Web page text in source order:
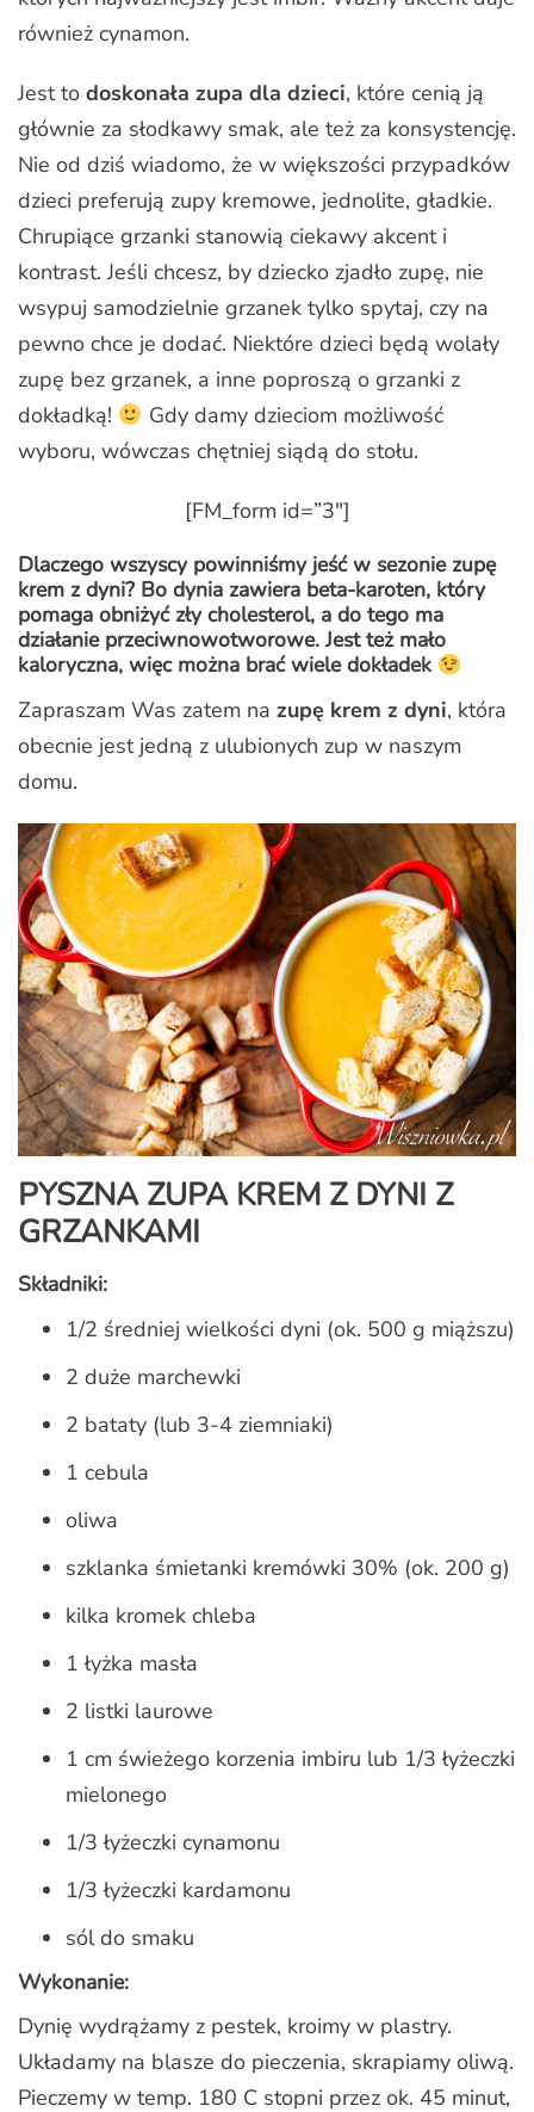
również cynamon.
Jest to doskonała zupa dla dzieci, które cenią ją
głównie za słodkawy smak, ale też za konsystencję.
Nie od dziś wiadomo, że w większości przypadków
dzieci preferują zupy kremowe, jednolite, gładkie.
Chrupiące grzanki stanowią ciekawy akcent i
kontrast. Jeśli chcesz, by dziecko zjadło zupę, nie
wsypuj samodzielnie grzanek tylko spytaj, czy na
pewno chce je dodać. Niektóre dzieci będą wolały
zupę bez grzanek, a inne poproszą o grzanki z
dokładką!
Gdy damy dzieciom możliwość
wyboru, wówczas chętniej siądą do stołu.
[FM_form id=”3″]
Dlaczego wszyscy powinniśmy jeść w sezonie zupę
krem z dyni? Bo dynia zawiera beta-karoten, który
pomaga obniżyć zły cholesterol, a do tego ma
działanie przeciwnowotworowe. Jest też mało
kaloryczna, więc można brać wiele dokładek
Zapraszam Was zatem na zupę krem z dyni, która
obecnie jest jedną z ulubionych zup w naszym
domu.
PYSZNA ZUPA KREM Z DYNI Z
GRZANKAMI
Składniki:
1/2 średniej wielkości dyni (ok. 500 g miąższu)
2 duże marchewki
2 bataty (lub 3-4 ziemniaki)
1 cebula
oliwa
szklanka śmietanki kremówki 30% (ok. 200 g)
kilka kromek chleba
1 łyżka masła
2 listki laurowe
1 cm świeżego korzenia imbiru lub 1/3 łyżeczki
mielonego
1/3 łyżeczki cynamonu
1/3 łyżeczki kardamonu
sól do smaku
Wykonanie:
Dynię wydrążamy z pestek, kroimy w plastry.
Układamy na blasze do pieczenia, skrapiamy oliwą.
Pieczemy w temp. 180 C stopni przez ok. 45 minut,